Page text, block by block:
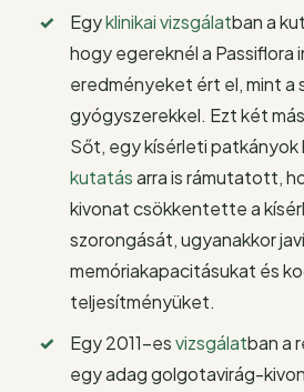
Egyklinikai vizsgálatban a
hogy egereknél a Passiflora
eredményeket ért el, mint
gyógyszerekkel. Ezt két
Sőt, egy kísérleti
kutatásarra is rámutatott,
kivonat csökkentette a
szorongását, ugyanakkor
memóriakapacitásukat és
teljesítményüket.
Egy 2011-esvizsgálatban a
egy adag golgotavirág-